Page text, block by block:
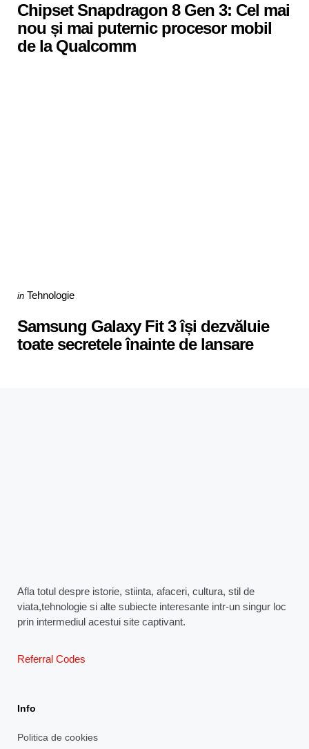
Chipset Snapdragon 8 Gen 3: Cel mai
nou și mai puternic procesor mobil
de la Qualcomm
Categories
Posted
in Tehnologie
Samsung Galaxy Fit 3 își dezvăluie
toate secretele înainte de lansare
Afla totul despre istorie, stiinta, afaceri, cultura, stil de
viata,tehnologie si alte subiecte interesante intr-un singur loc
prin intermediul acestui site captivant.
Referral Codes
Info
Politica de cookies